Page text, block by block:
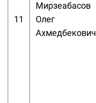
11
Мирзеабасов
Олег
Ахмедбекович